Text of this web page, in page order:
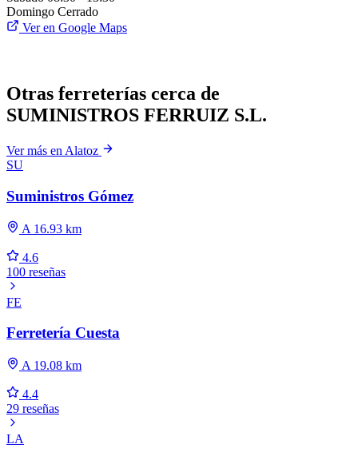
Domingo Cerrado
Ver en Google Maps
Otras ferreterías cerca de
SUMINISTROS FERRUIZ S.L.
Ver más en Alatoz
SU
Suministros Gómez
A 16.93 km
4.6
100 reseñas
FE
Ferretería Cuesta
A 19.08 km
4.4
29 reseñas
LA